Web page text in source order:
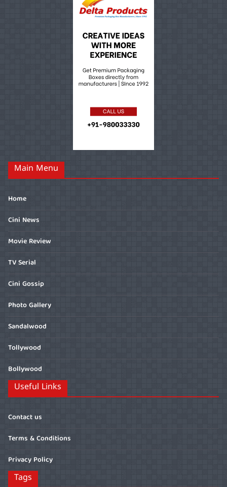
Main Menu
Home
Cini News
Movie Review
TV Serial
Cini Gossip
Photo Gallery
Sandalwood
Tollywood
Bollywood
Useful Links
Contact us
Terms & Conditions
Privacy Policy
Tags